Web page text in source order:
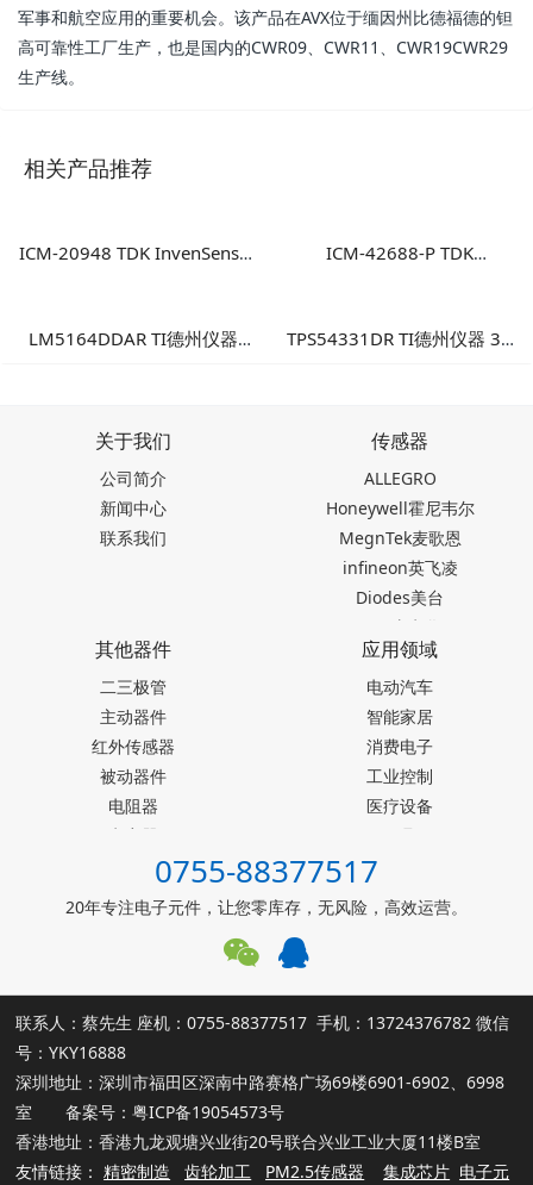
军事和航空应用的重要机会。该产品在AVX位于缅因州比德福德的钽
高可靠性工厂生产，也是国内的CWR09、CWR11、CWR19CWR29
生产线。
相关产品推荐
ICM-20948 TDK InvenSense
ICM-42688-P TDK
LM5164DDAR TI德州仪器
TPS54331DR TI德州仪器 3A
关于我们
公司简介
新闻中心
联系我们
传感器
ALLEGRO
Honeywell霍尼韦尔
MegnTek麦歌恩
infineon英飞凌
Diodes美台
TDK东电化
SEIKO精工
Akm旭化成
Melexis迈来芯
NICERA尼塞拉
TI德州仪器
台产松术songhall
ST意法半导体
罗姆ROHM
其他器件
二三极管
主动器件
红外传感器
被动器件
电阻器
电容器
应用领域
电动汽车
智能家居
消费电子
工业控制
医疗设备
仪器仪表
能源设施
0755-88377517
20年专注电子元件，让您零库存，无风险，高效运营。
联系人：蔡先生 座机：0755-88377517 手机：13724376782 微信
号：YKY16888
深圳地址：深圳市福田区深南中路赛格广场69楼6901-6902、6998
室 备案号：粤ICP备19054573号
香港地址：香港九龙观塘兴业街20号联合兴业工业大厦11楼B室
友情链接：精密制造 齿轮加工 PM2.5传感器 集成芯片 电子元